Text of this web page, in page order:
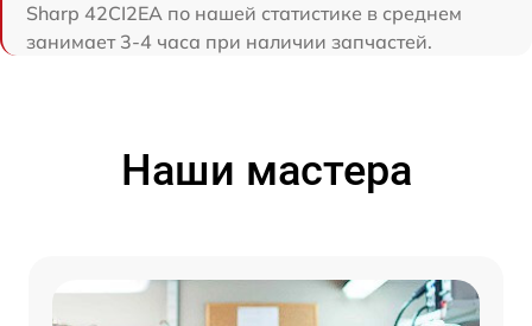
Sharp 42CI2EA по нашей статистике в среднем
занимает 3-4 часа при наличии запчастей.
Наши мастера